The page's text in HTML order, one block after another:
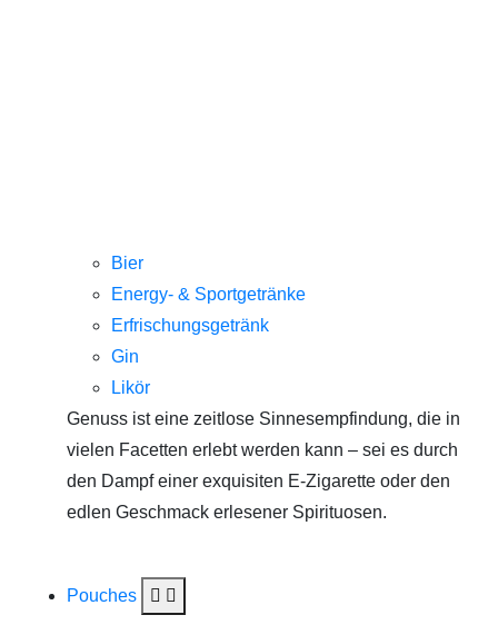
Bier
Energy- & Sportgetränke
Erfrischungsgetränk
Gin
Likör
Genuss ist eine zeitlose Sinnesempfindung, die in
vielen Facetten erlebt werden kann – sei es durch
den Dampf einer exquisiten E-Zigarette oder den
edlen Geschmack erlesener Spirituosen.
Pouches